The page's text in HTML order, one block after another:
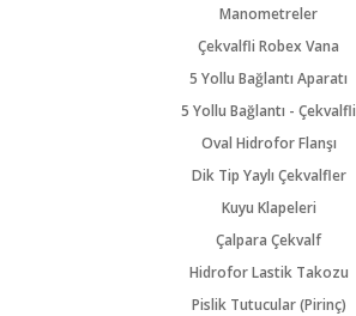
Manometreler
Çekvalfli Robex Vana
5 Yollu Bağlantı Aparatı
5 Yollu Bağlantı - Çekvalfli
Oval Hidrofor Flanşı
Dik Tip Yaylı Çekvalfler
Kuyu Klapeleri
Çalpara Çekvalf
Hidrofor Lastik Takozu
Pislik Tutucular (Pirinç)